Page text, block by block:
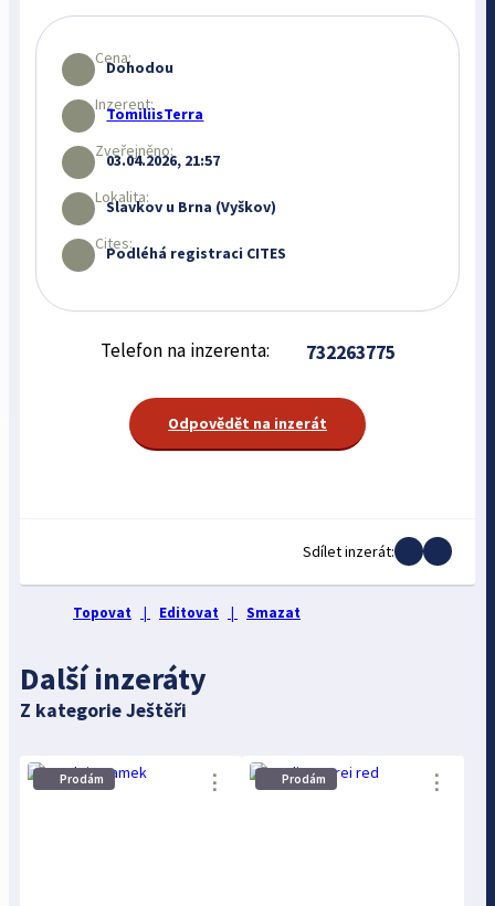
Cena:
Dohodou
Inzerent:
TomiliisTerra
Zveřejněno:
03.04.2026, 21:57
Lokalita:
Slavkov u Brna (Vyškov)
Cites:
Podléhá registraci CITES
Telefon na inzerenta: 732263775
Odpovědět na inzerát
Sdílet inzerát:
Topovat | Editovat | Smazat
Další inzeráty
Z kategorie Ještěři
Prodám ⋮ Prodám ⋮